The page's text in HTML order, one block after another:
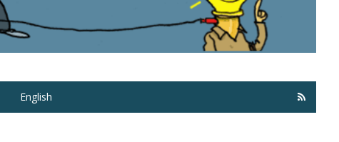
English